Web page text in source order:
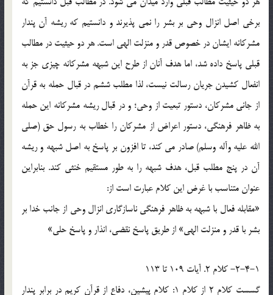
برخي اصل انزال وحي بر بشر را نمي پذيرند و دانستيم که ريشه آن پندار
مشرکانه ايشان در خصوص قدر و منزلت الهي است. هر دو حيثيت در مطالب
قبلي پاسخ داده شد، اما هدف آنان از طرح اين شبهه مشرکانه چيزي جز به
انفعال کشيدن جريان رسالت نيست، لذا مطلب ششم در قبال حمله به قرآن
از جاني مشرکان، دستور تبعيت از وحي؛ و در قبال ريشه مشرکانه اين حمله
به ظاهر فرهنگي، دستور اعراض از مشرکان را خطاب به رسول حق (صلي
الله عليه وآله وسلم) صادر مي کند، تا افزون بر پاسخ به اصل شبهه و ريشه
آن در پنج مطلب قبل، هدف شبهه را به طور مستقيم خنثي کند. بنابراين
عنوان متناسب با غرض اين کلام عبارت است از:
«مقابله فعال با شبهه به ظاهر فرهنگي ناسازگاري انزال وحي از جانب خدا بر
بشر با قدر و منزلت الهي» از طريق پاسخ نقضي، انذار و پاسخ حلي»
2-4-1- کلام 2. آيات 109 تا 113
گسست کلام 2 از کلام 1: کلام پيشين، دفاع از قرآن کريم در برابر پندار